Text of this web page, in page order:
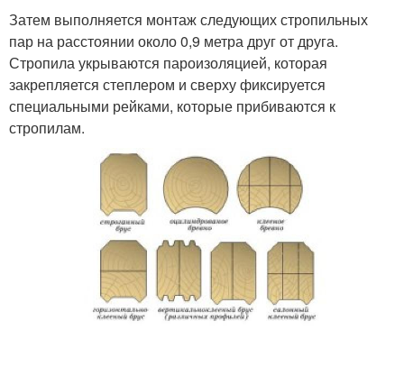
Затем выполняется монтаж следующих стропильных
пар на расстоянии около 0,9 метра друг от друга.
Стропила укрываются пароизоляцией, которая
закрепляется степлером и сверху фиксируется
специальными рейками, которые прибиваются к
стропилам.